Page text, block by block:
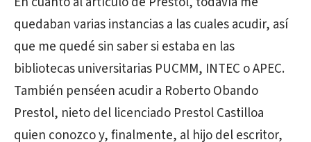
quedaban varias instancias a las cuales acudir, así
que me quedé sin saber si estaba en las
bibliotecas universitarias PUCMM, INTEC o APEC.
También penséen acudir a Roberto Obando
Prestol, nieto del licenciado Prestol Castilloa
quien conozco y, finalmente, al hijo del escritor,